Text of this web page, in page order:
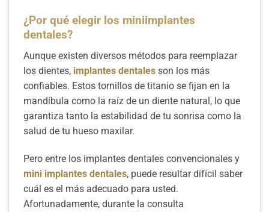
¿Por qué elegir los miniimplantes
dentales?
Aunque existen diversos métodos para reemplazar
los dientes, implantes dentales son los más
confiables. Estos tornillos de titanio se fijan en la
mandíbula como la raíz de un diente natural, lo que
garantiza tanto la estabilidad de tu sonrisa como la
salud de tu hueso maxilar.
Pero entre los implantes dentales convencionales y
mini implantes dentales, puede resultar difícil saber
cuál es el más adecuado para usted.
Afortunadamente, durante la consulta